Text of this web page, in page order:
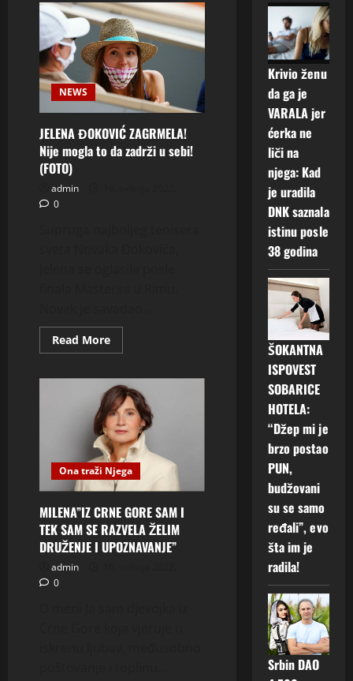
SA
RODITELJIMA
NA
SELU
I
TRAŽIM
MUŠKARCA
ZA
BRAK
JAVITE
NEWS
JELENA ĐOKOVIĆ ZAGRMELA!
Nije mogla to da zadrži u sebi!
(FOTO)
admin
0
Read MoreRead
more
ĐOKOVIĆ
ZAGRMELA!
Nije
mogla
to
da
zadrži
u
sebi!
(FOTO)
Ona traži Njega
MILENA”IZ CRNE GORE SAM I
TEK SAM SE RAZVELA ŽELIM
DRUŽENJE I UPOZNAVANJE”
admin
0
Krivio ženu
da ga je
VARALA jer
ćerka ne
liči na
njega: Kad
je uradila
DNK saznala
istinu posle
38 godina
ŠOKANTNA
ISPOVEST
SOBARICE
HOTELA:
“Džep mi je
brzo postao
PUN,
budžovani
su se samo
ređali”, evo
šta im je
radila!
Srbin DAO